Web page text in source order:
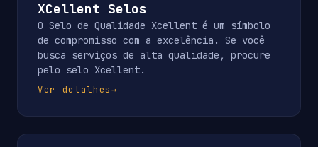
XCellent Selos
O Selo de Qualidade Xcellent é um símbolo
de compromisso com a excelência. Se você
busca serviços de alta qualidade, procure
pelo selo Xcellent.
Ver detalhes→